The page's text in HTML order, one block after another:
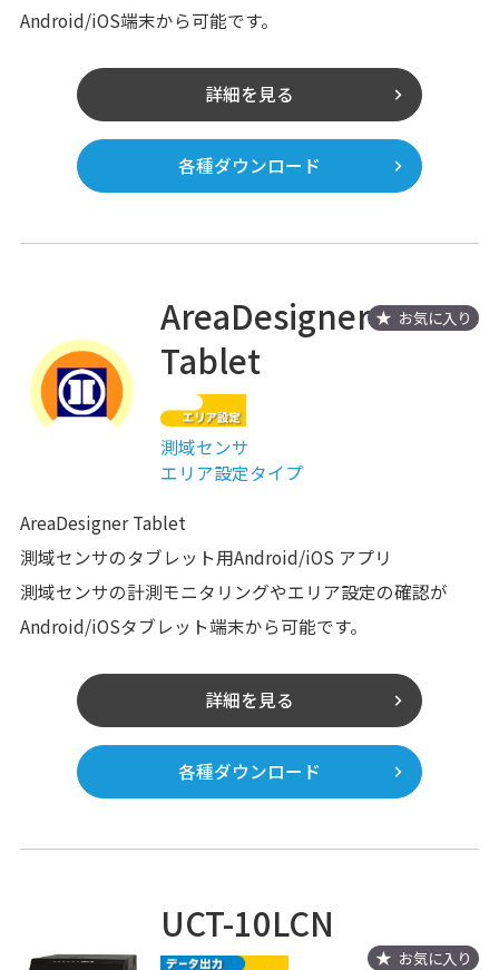
Android/iOS端末から可能です。
詳細を見る
各種ダウンロード
お気に入り
AreaDesigner
Tablet
測域センサ
エリア設定タイプ
AreaDesigner Tablet
測域センサのタブレット用Android/iOS アプリ
測域センサの計測モニタリングやエリア設定の確認が
Android/iOSタブレット端末から可能です。
詳細を見る
各種ダウンロード
お気に入り
UCT-10LCN